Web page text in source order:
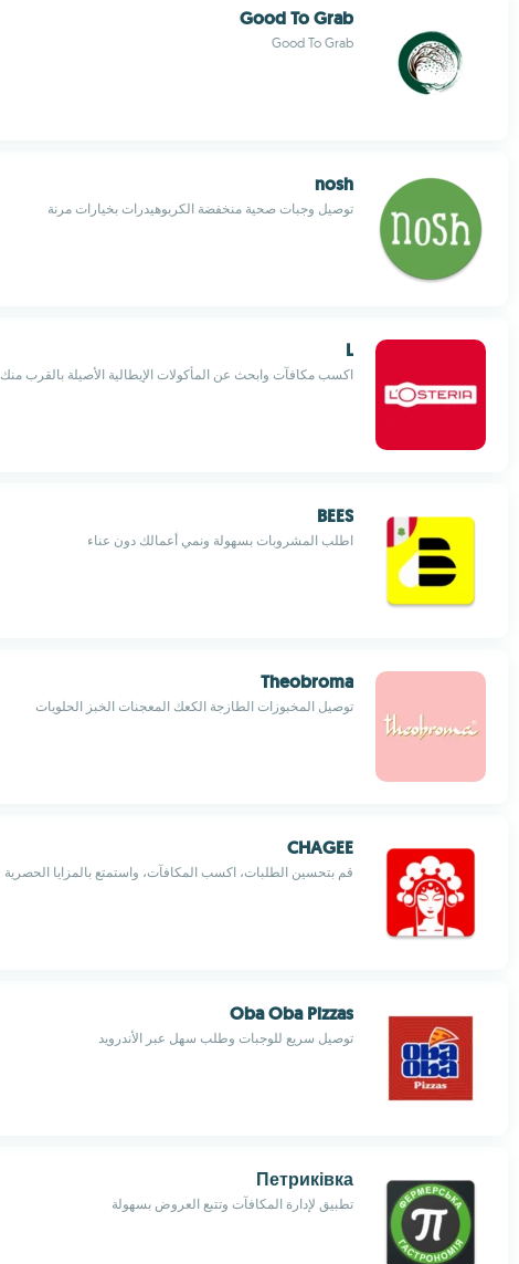
Good To Grab
Good To Grab
nosh
توصيل وجبات صحية منخفضة الكربوهيدرات بخيارات مرنة
L
اكسب مكافآت وابحث عن المأكولات الإيطالية الأصيلة بالقرب منك
BEES
اطلب المشروبات بسهولة ونمي أعمالك دون عناء
Theobroma
توصيل المخبوزات الطازجة الكعك المعجنات الخبز الحلويات
CHAGEE
قم بتحسين الطلبات، اكسب المكافآت، واستمتع بالمزايا الحصرية
Oba Oba Pizzas
توصيل سريع للوجبات وطلب سهل عبر الأندرويد
Петриківка
تطبيق لإدارة المكافآت وتتبع العروض بسهولة